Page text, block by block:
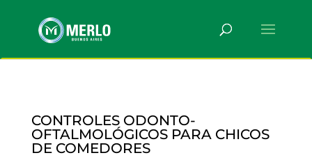
CONTROLES ODONTO-
OFTALMOLÓGICOS PARA CHICOS
DE COMEDORES